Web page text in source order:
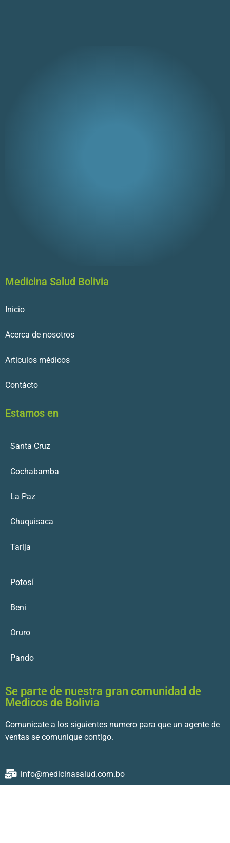
Medicina Salud Bolivia
Inicio
Acerca de nosotros
Articulos médicos
Contácto
Estamos en
Santa Cruz
Cochabamba
La Paz
Chuquisaca
Tarija
Potosí
Beni
Oruro
Pando
Se parte de nuestra gran comunidad de
Medicos de Bolivia
Comunicate a los siguientes numero para que un agente de
ventas se comunique contigo.
info@medicinasalud.com.bo